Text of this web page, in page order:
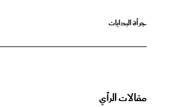
جرأة البدايات
مقالات الرأي